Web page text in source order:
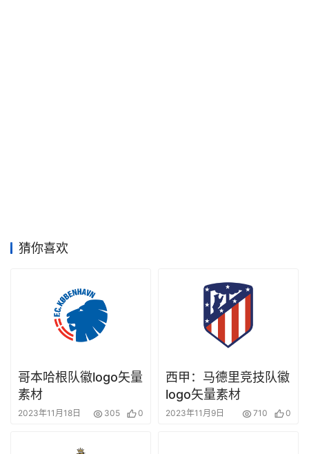
猜你喜欢
哥本哈根队徽logo矢量
素材
2023年11月18日 305 0
西甲：马德里竞技队徽
logo矢量素材
2023年11月9日 710 0